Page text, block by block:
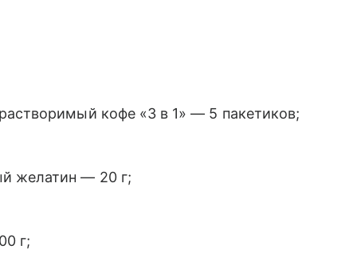
кофе «3 в 1» — 5 пакетиков;
желатин — 20 г;
г;